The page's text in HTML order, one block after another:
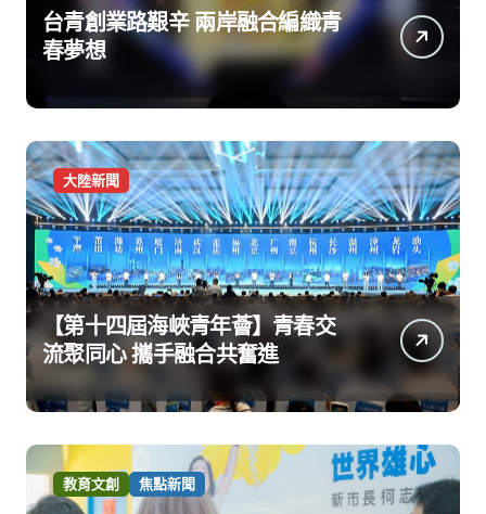
台青創業路艱辛 兩岸融合編織青
春夢想
大陸新聞
【第十四屆海峽青年薈】青春交
流聚同心 攜手融合共奮進
教育文創 焦點新聞